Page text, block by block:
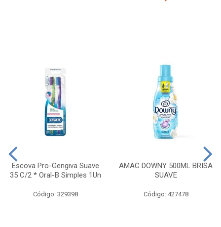
Escova Pro-Gengiva Suave
35 C/2 * Oral-B Simples 1Un
Código: 329398
AMAC DOWNY 500ML BRISA
SUAVE
Código: 427478